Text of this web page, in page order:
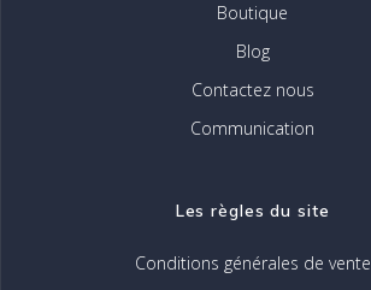
Boutique
Blog
Contactez nous
Communication
Les règles du site
Conditions générales de vente